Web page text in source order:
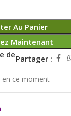
Au Panier
Maintenant
dePartager :